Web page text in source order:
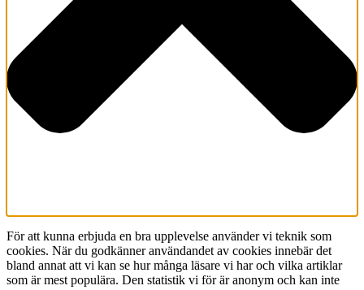
För att kunna erbjuda en bra upplevelse använder vi teknik som
cookies. När du godkänner användandet av cookies innebär det
bland annat att vi kan se hur många läsare vi har och vilka artiklar
som är mest populära. Den statistik vi för är anonym och kan inte